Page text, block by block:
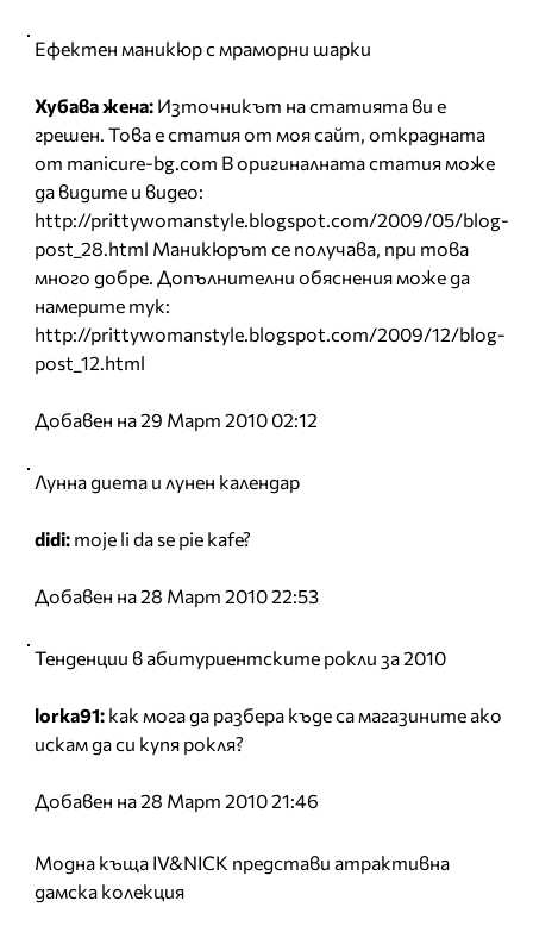
Ефектен маникюр с мраморни шарки
Хубава жена: Източникът на статията ви е
грешен. Това е статия от моя сайт, открадната
от manicure-bg.com В оригиналната статия може
да видите и видео:
http://prittywomanstyle.blogspot.com/2009/05/blog-
post_28.html Маникюрът се получава, при това
много добре. Допълнителни обяснения може да
намерите тук:
http://prittywomanstyle.blogspot.com/2009/12/blog-
post_12.html
Добавен на 29 Март 2010 02:12
Лунна диета и лунен календар
didi: moje li da se pie kafe?
Добавен на 28 Март 2010 22:53
Тенденции в абитуриентските рокли за 2010
lorka91: как мога да разбера къде са магазините ако
искам да си купя рокля?
Добавен на 28 Март 2010 21:46
Модна къща IV&NICK представи атрактивна
дамска колекция